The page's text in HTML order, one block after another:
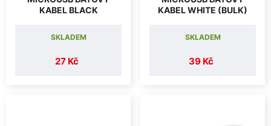
KABEL BLACK
27 Kč
SKLADEM
KABEL WHITE (BULK)
39 Kč
SKLADEM